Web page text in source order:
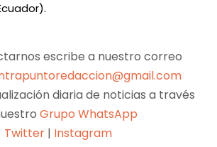
escribe a nuestro correo
diaria de noticias a través
Grupo WhatsApp
Twitter | Instagram